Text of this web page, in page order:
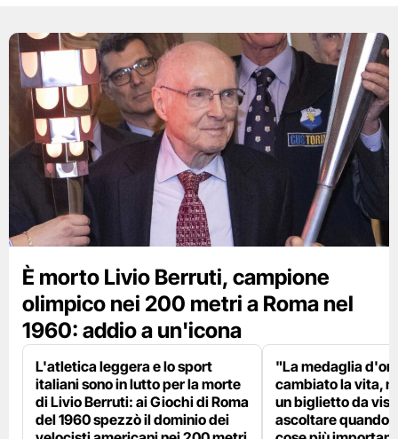
È morto Livio Berruti, campione
olimpico nei 200 metri a Roma nel
1960: addio a un'icona
L'atletica leggera e lo sport
italiani sono in lutto per la morte
di Livio Berruti: ai Giochi di Roma
del 1960 spezzò il dominio dei
"La medaglia
cambiato la vita,
un biglietto da
ascoltare quando